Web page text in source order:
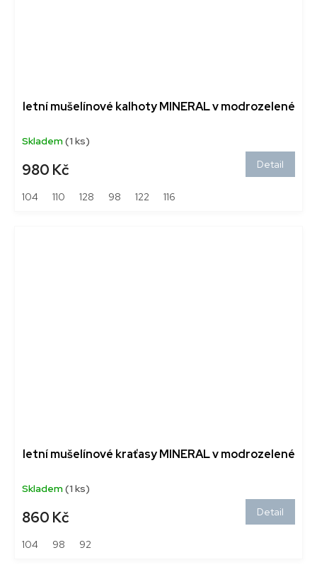
letní mušelínové kalhoty MINERAL v modrozelené
Skladem(1 ks)
980 Kč Detail
104 110 128 98 122 116
letní mušelínové kraťasy MINERAL v modrozelené
Skladem(1 ks)
860 Kč Detail
104 98 92